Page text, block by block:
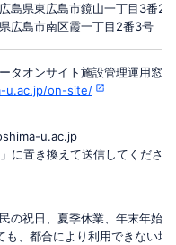
島県東広島市鏡山一丁目3番2号
広島市南区霞一丁目2番3号
タオンサイト施設管理運⽤窓⼝
u.ac.jp/on-site/
u.ac.jp
」に置き換えて送信してくださ
の祝日、夏季休業、年末年始
も、都合により利用できない場